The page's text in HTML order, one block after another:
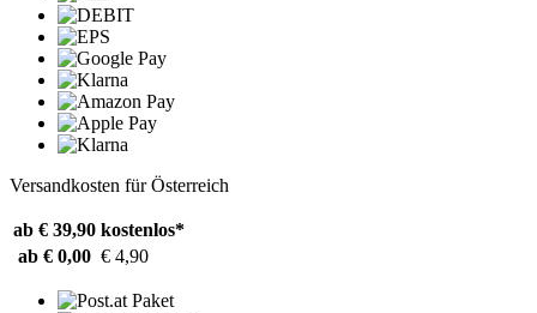
Versandkosten für Österreich
ab € 39,90 kostenlos*
ab € 0,00 € 4,90